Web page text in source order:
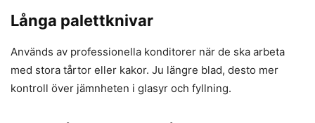
Långa palettknivar
Används av professionella konditorer när de ska arbeta
med stora tårtor eller kakor. Ju längre blad, desto mer
kontroll över jämnheten i glasyr och fyllning.